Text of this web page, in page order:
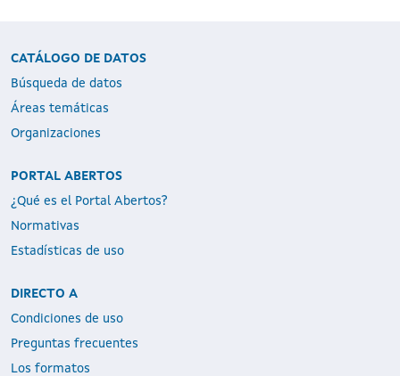
CATÁLOGO DE DATOS
Búsqueda de datos
Áreas temáticas
Organizaciones
PORTAL ABERTOS
¿Qué es el Portal Abertos?
Normativas
Estadísticas de uso
DIRECTO A
Condiciones de uso
Preguntas frecuentes
Los formatos